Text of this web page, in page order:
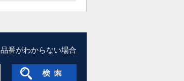
品番がわからない場合